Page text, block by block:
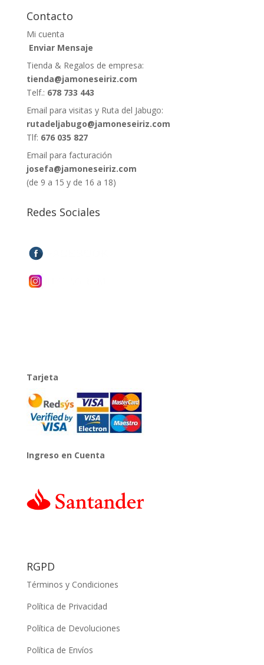
Contacto
Mi cuenta
Enviar Mensaje
Tienda & Regalos de empresa:
tienda@jamoneseiriz.com
Telf.: 678 733 443
Email para visitas y Ruta del Jabugo:
rutadeljabugo@jamoneseiriz.com
Tlf: 676 035 827
Email para facturación
josefa@jamoneseiriz.com
(de 9 a 15 y de 16 a 18)
Redes Sociales
Tarjeta
Ingreso en Cuenta
RGPD
Términos y Condiciones
Política de Privacidad
Política de Devoluciones
Política de Envíos